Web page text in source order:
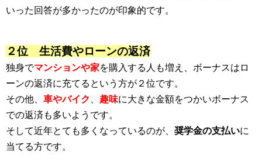
いった回答が多かったのが印象的です。
２位 生活費やローンの返済
独身でマンションや家を購入する人も増え、ボーナスはロ
ーンの返済に充てるという方が２位です。
その他、 車やバイク 趣味に大きな金額をつかいボーナス
での返済も多いようです。
そして近年とても多くなっているのが、 奨学金の支払いに
当てる方です。